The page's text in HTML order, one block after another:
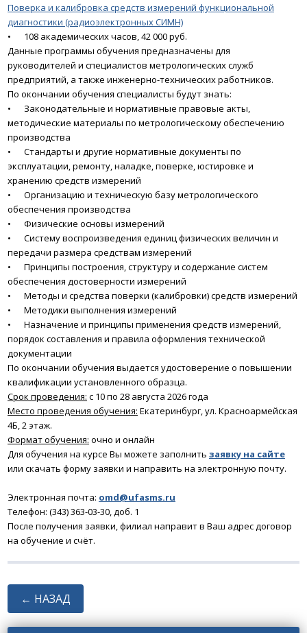
Поверка и калибровка средств измерений функциональной
диагностики (радиоэлектронных СИМН)
•
108 академических часов, 42 000 руб.
Данные программы обучения предназначены для
руководителей и специалистов метрологических служб
предприятий, а также инженерно-технических работников.
По окончании обучения специалисты будут знать:
•
Законодательные и нормативные правовые акты,
методические материалы по метрологическому обеспечению
производства
•
Стандарты и другие нормативные документы по
эксплуатации, ремонту, наладке, поверке, юстировке и
хранению средств измерений
•
Организацию и техническую базу метрологического
обеспечения производства
•
Физические основы измерений
•
Систему воспроизведения единиц физических величин и
передачи размера средствам измерений
•
Принципы построения, структуру и содержание систем
обеспечения достоверности измерений
•
Методы и средства поверки (калибровки) средств измерений
•
Методики выполнения измерений
•
Назначение и принципы применения средств измерений,
порядок составления и правила оформления технической
документации
По окончании обучения выдается удостоверение о повышении
квалификации установленного образца.
Срок проведения: с 10 по 28 августа 2026 года
Место проведения обучения: Екатеринбург, ул. Красноармейская
4Б, 2 этаж.
Формат обучения: очно и онлайн
Для обучения на курсе Вы можете заполнить заявку на сайте
или скачать форму заявки и направить на электронную почту.
Электронная почта: omd@ufasms.ru
Телефон: (343) 363-03-30, доб. 1
После получения заявки, филиал направит в Ваш адрес договор
на обучение и счёт.
← НАЗАД